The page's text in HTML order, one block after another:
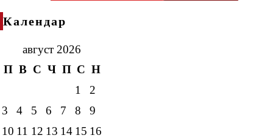
Календар
август 2026
П В С Ч П С Н
1
2
3
4 5 6 7 8
9
10 11 12 13 14 15 16